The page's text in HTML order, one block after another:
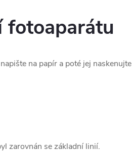
fotoaparátu
na papír a poté jej naskenujte
zarovnán se základní linií.